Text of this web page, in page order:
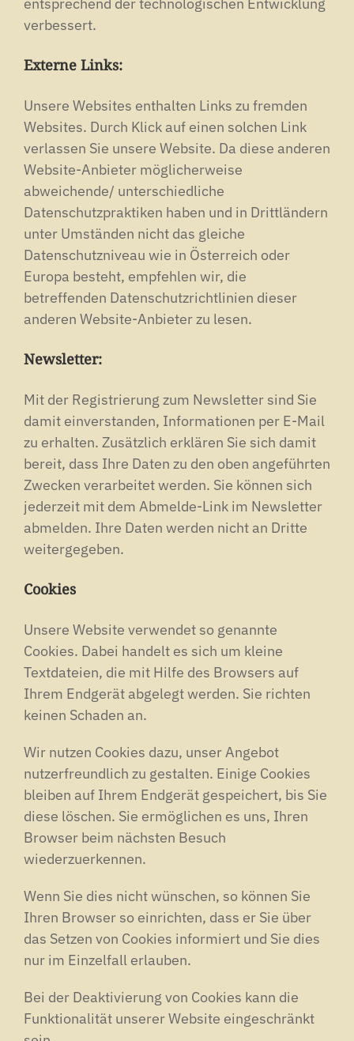
entsprechend der technologischen Entwicklung
verbessert.
Externe Links:
Unsere Websites enthalten Links zu fremden
Websites. Durch Klick auf einen solchen Link
verlassen Sie unsere Website. Da diese anderen
Website-Anbieter möglicherweise
abweichende/ unterschiedliche
Datenschutzpraktiken haben und in Drittländern
unter Umständen nicht das gleiche
Datenschutzniveau wie in Österreich oder
Europa besteht, empfehlen wir, die
betreffenden Datenschutzrichtlinien dieser
anderen Website-Anbieter zu lesen.
Newsletter:
Mit der Registrierung zum Newsletter sind Sie
damit einverstanden, Informationen per E-Mail
zu erhalten. Zusätzlich erklären Sie sich damit
bereit, dass Ihre Daten zu den oben angeführten
Zwecken verarbeitet werden. Sie können sich
jederzeit mit dem Abmelde-Link im Newsletter
abmelden. Ihre Daten werden nicht an Dritte
weitergegeben.
Cookies
Unsere Website verwendet so genannte
Cookies. Dabei handelt es sich um kleine
Textdateien, die mit Hilfe des Browsers auf
Ihrem Endgerät abgelegt werden. Sie richten
keinen Schaden an.
Wir nutzen Cookies dazu, unser Angebot
nutzerfreundlich zu gestalten. Einige Cookies
bleiben auf Ihrem Endgerät gespeichert, bis Sie
diese löschen. Sie ermöglichen es uns, Ihren
Browser beim nächsten Besuch
wiederzuerkennen.
Wenn Sie dies nicht wünschen, so können Sie
Ihren Browser so einrichten, dass er Sie über
das Setzen von Cookies informiert und Sie dies
nur im Einzelfall erlauben.
Bei der Deaktivierung von Cookies kann die
Funktionalität unserer Website eingeschränkt